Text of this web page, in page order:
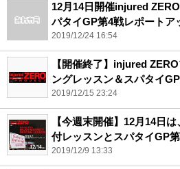
12月14日開催injured
パタイGP第4戦レポートア
2019/12/24 16:54
【開催終了】injured
ングレッスン＆スパタイ
2019/12/15 23:24
【今週末開催】12月14日
付レッスンとスパタイGP
2019/12/9 13:33